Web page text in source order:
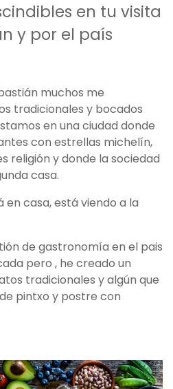
en tu visita
y por el país
muchos me
tradicionales y bocados
en una ciudad donde
con estrellas michelín,
religión y donde la sociedad
casa.
en casa, está viendo a la
de gastronomía en el pais
pero , he creado un
tradicionales y algún que
pintxo y postre con